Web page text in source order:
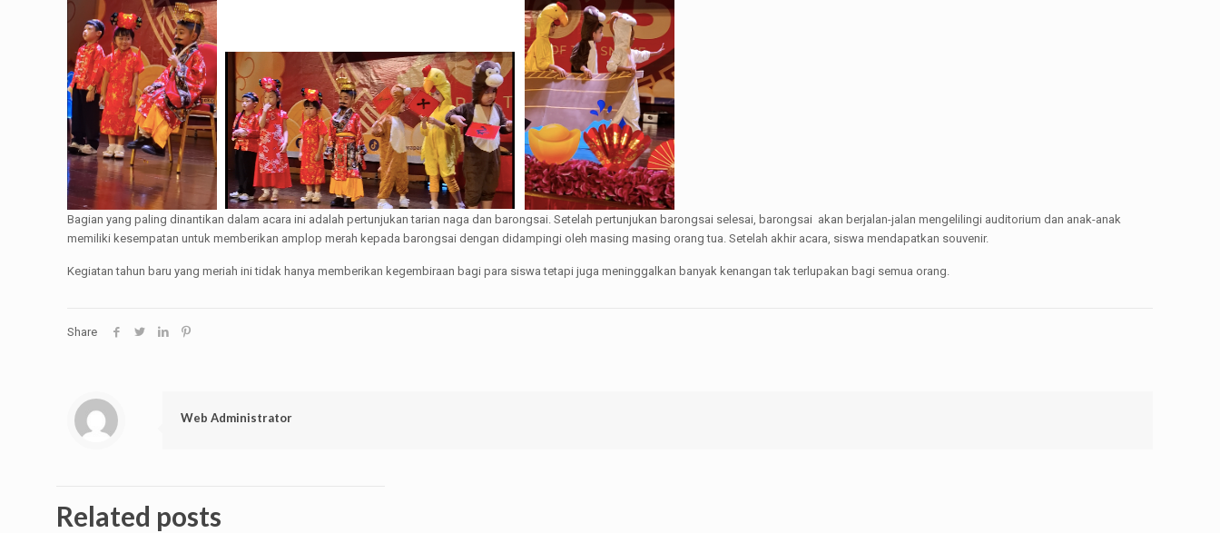
Bagian yang paling dinantikan dalam acara ini adalah pertunjukan tarian naga dan barongsai. Setelah pertunjukan barongsai selesai, barongsai akan berjalan-jalan mengelilingi auditorium dan anak-anak
memiliki kesempatan untuk memberikan amplop merah kepada barongsai dengan didampingi oleh masing masing orang tua. Setelah akhir acara, siswa mendapatkan souvenir.
Kegiatan tahun baru yang meriah ini tidak hanya memberikan kegembiraan bagi para siswa tetapi juga meninggalkan banyak kenangan tak terlupakan bagi semua orang.
Share
Web Administrator
Related posts